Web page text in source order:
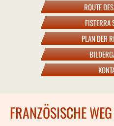
ROUTE
FISTERRA
PLAN DER
FRANZÖSISCHE WEG